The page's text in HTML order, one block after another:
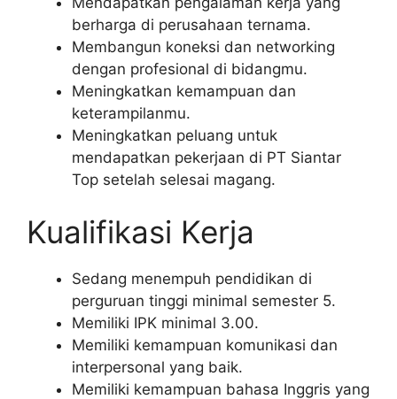
berharga di perusahaan ternama.
Membangun koneksi dan networking
dengan profesional di bidangmu.
Meningkatkan kemampuan dan
keterampilanmu.
Meningkatkan peluang untuk
mendapatkan pekerjaan di PT Siantar
Top setelah selesai magang.
Kualifikasi Kerja
Sedang menempuh pendidikan di
perguruan tinggi minimal semester 5.
Memiliki IPK minimal 3.00.
Memiliki kemampuan komunikasi dan
interpersonal yang baik.
Memiliki kemampuan bahasa Inggris yang